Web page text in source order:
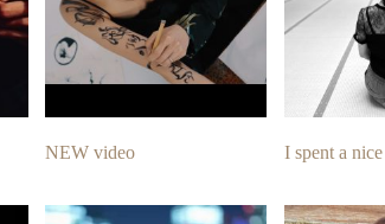
NEW video I spent a